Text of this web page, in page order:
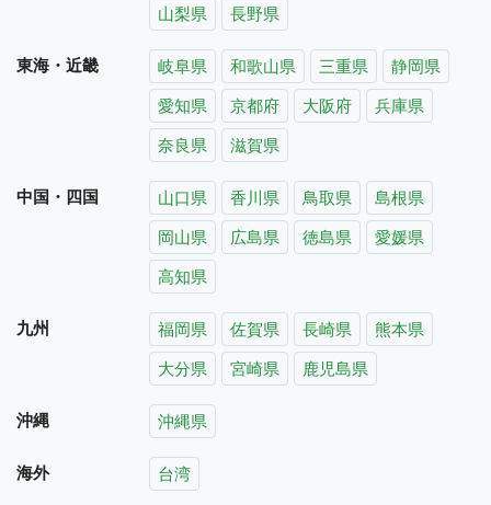
山梨県
長野県
東海・近畿 岐阜県 和歌山県 三重県
静岡県
愛知県
京都府 大阪府
兵庫県
奈良県
滋賀県
中国・四国 山口県 香川県 鳥取県
島根県
岡山県
広島県 徳島県
愛媛県
高知県
九州 福岡県 佐賀県 長崎県
熊本県
大分県
宮崎県 鹿児島県
沖縄 沖縄県
海外 台湾